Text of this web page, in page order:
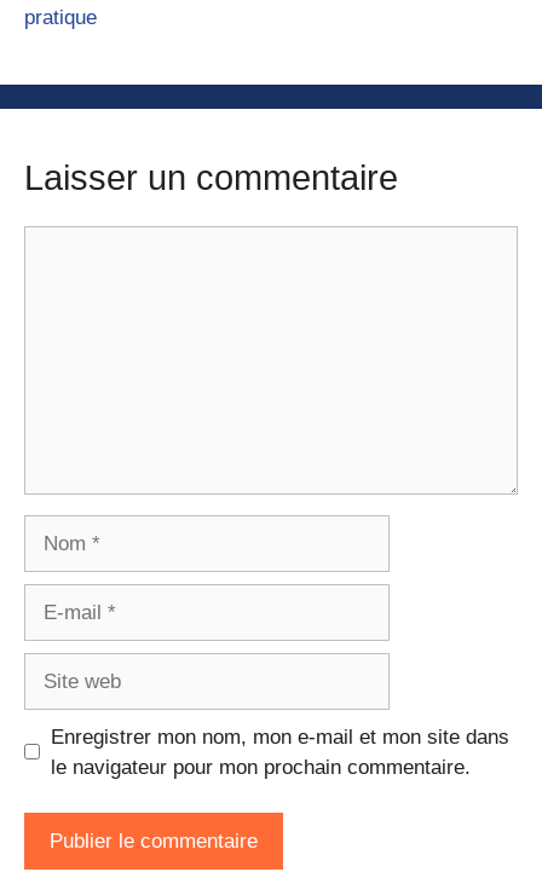
pratique
Laisser un commentaire
Enregistrer mon nom, mon e-mail et mon site dans
le navigateur pour mon prochain commentaire.